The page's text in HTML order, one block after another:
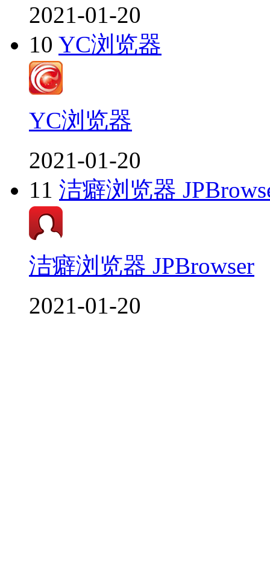
2021-01-20
10 YC浏览器
YC浏览器
2021-01-20
11 洁癖浏览器
洁癖浏览器 JPBrowser
2021-01-20